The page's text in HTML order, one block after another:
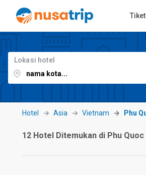
Lokasi hotel
Hotel Asia Vietnam Phu
12 Hotel Ditemukan di Phu Quoc